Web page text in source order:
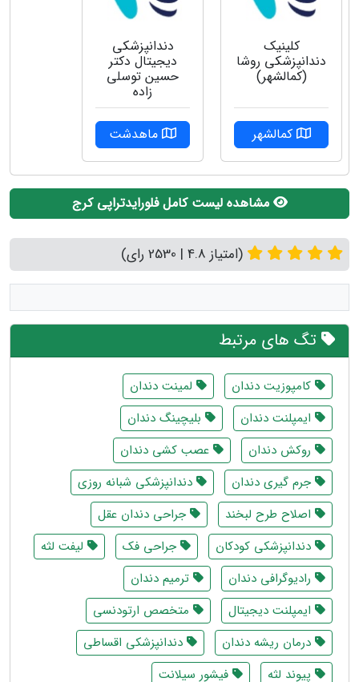
کلینیک
دندانپزشکی روشا
(کمالشهر)
کمالشهر
دندانپزشکی
دیجیتال دکتر
حسین توسلی
زاده
ماهدشت
مشاهده لیست کامل فلورایدتراپی کرج
(امتیاز 4.8 | 2530 رای)
تگ های مرتبط
کامپوزیت دندان
لمینت دندان
ایمپلنت دندان
بلیچینگ دندان
روکش دندان
عصب کشی دندان
جرم گیری دندان
دندانپزشکی شبانه روزی
اصلاح طرح لبخند
جراحی دندان عقل
دندانپزشکی کودکان
جراحی فک
لیفت لثه
رادیوگرافی دندان
ترمیم دندان
ایمپلنت دیجیتال
متخصص ارتودنسی
درمان ریشه دندان
دندانپزشکی اقساطی
پیوند لثه
فیشور سیلانت